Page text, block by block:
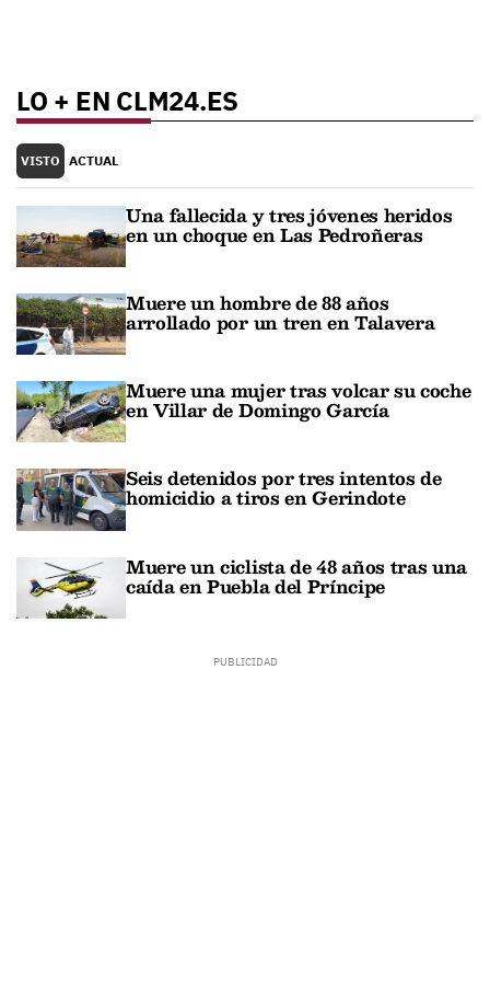
LO + EN CLM24.ES
VISTO ACTUAL
Una fallecida y tres jóvenes heridos
en un choque en Las Pedroñeras
Muere un hombre de 88 años
arrollado por un tren en Talavera
Muere una mujer tras volcar su coche
en Villar de Domingo García
Seis detenidos por tres intentos de
homicidio a tiros en Gerindote
Muere un ciclista de 48 años tras una
caída en Puebla del Príncipe